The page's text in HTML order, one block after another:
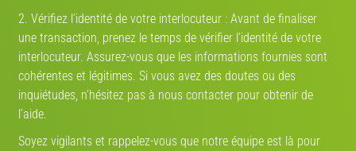
2. Vérifiez l’identité de votre interlocuteur : Avant de finaliser
une transaction, prenez le temps de vérifier l’identité de votre
interlocuteur. Assurez-vous que les informations fournies sont
cohérentes et légitimes. Si vous avez des doutes ou des
inquiétudes, n’hésitez pas à nous contacter pour obtenir de
l’aide.
Soyez vigilants et rappelez-vous que notre équipe est là pour